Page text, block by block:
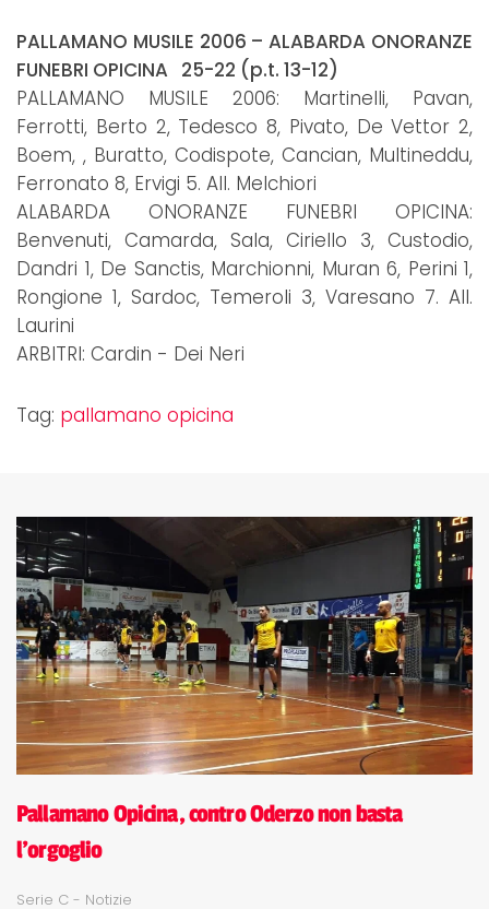
PALLAMANO MUSILE 2006 – ALABARDA ONORANZE
FUNEBRI OPICINA 25-22 (p.t. 13-12)
PALLAMANO MUSILE 2006: Martinelli, Pavan,
Ferrotti, Berto 2, Tedesco 8, Pivato, De Vettor 2,
Boem, , Buratto, Codispote, Cancian, Multineddu,
Ferronato 8, Ervigi 5. All. Melchiori
ALABARDA ONORANZE FUNEBRI OPICINA:
Benvenuti, Camarda, Sala, Ciriello 3, Custodio,
Dandri 1, De Sanctis, Marchionni, Muran 6, Perini 1,
Rongione 1, Sardoc, Temeroli 3, Varesano 7. All.
Laurini
ARBITRI: Cardin - Dei Neri
Tag: pallamano opicina
Pallamano Opicina, contro Oderzo non basta
l'orgoglio
Serie C - Notizie